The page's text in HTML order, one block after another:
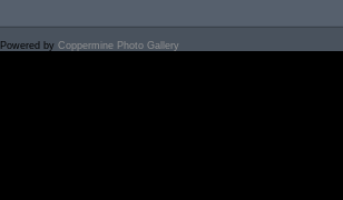
Powered by Coppermine Photo Gallery